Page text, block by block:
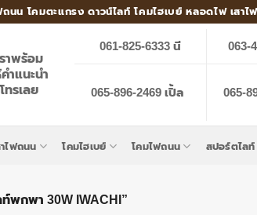
นน โคมตะแกรง ดาวน์ไลท์ โคมไฮเบย์ หลอดไฟ เสาไฟ
ราพร้อม
คำแนะนำ
โทรเลย
061-825-6333 นี 063-
065-896-2469 เปิ้ล 065-
าไฟถนน โคมไฮเบย์ โคมไฟถนน สปอร์ตไลท์
พกพา 30W IWACHI”